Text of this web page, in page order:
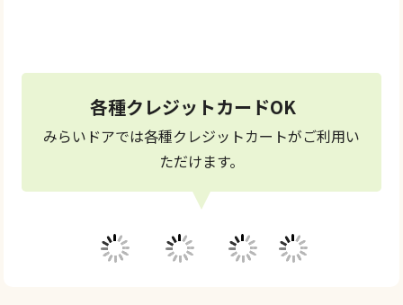
24時間受付中
各種クレジットカードOK
みらいドアでは各種クレジットカートがご利用い
ただけます。